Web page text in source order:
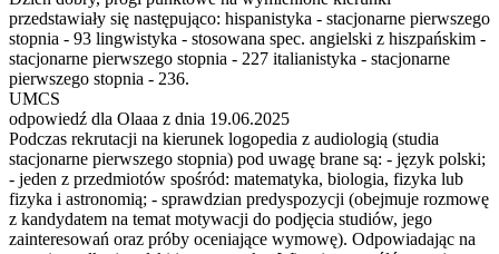
przedstawiały się następująco: hispanistyka - stacjonarne pierwszego
stopnia - 93 lingwistyka - stosowana spec. angielski z hiszpańskim -
stacjonarne pierwszego stopnia - 227 italianistyka - stacjonarne
pierwszego stopnia - 236.
UMCS
odpowiedź dla Olaaa z dnia 19.06.2025
Podczas rekrutacji na kierunek logopedia z audiologią (studia
stacjonarne pierwszego stopnia) pod uwagę brane są: - język polski;
- jeden z przedmiotów spośród: matematyka, biologia, fizyka lub
fizyka i astronomią; - sprawdzian predyspozycji (obejmuje rozmowę
z kandydatem na temat motywacji do podjęcia studiów, jego
zainteresowań oraz próby oceniające wymowę). Odpowiadając na